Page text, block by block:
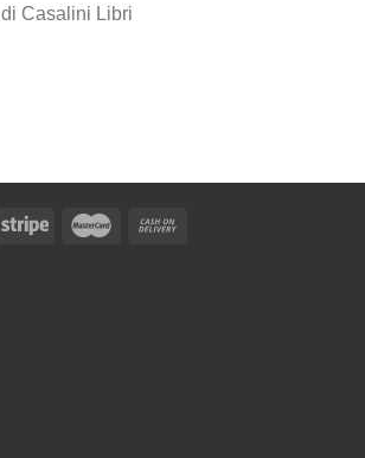
di Casalini Libri